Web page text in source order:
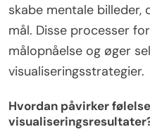
skabe mentale billeder,
mål. Disse processer
målopnåelse og øger
visualiseringsstrategier.
Hvordan påvirker